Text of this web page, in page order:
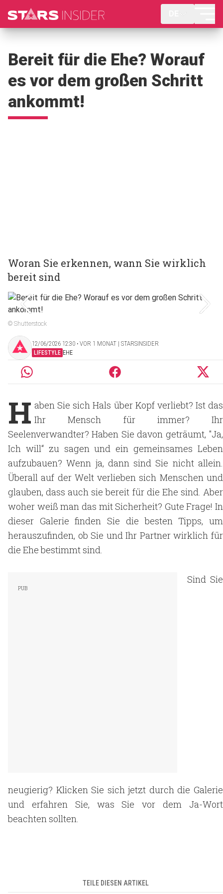
Bereit für die Ehe? Worauf
es vor dem großen Schritt
ankommt!
Woran Sie erkennen, wann Sie wirklich
bereit sind
© Shutterstock
12/06/2026 12:30 ‧ VOR 1 MONAT | STARSINSIDER
LIFESTYLE EHE
H aben Sie sich Hals über Kopf verliebt? Ist das
Ihr Mensch für immer? Ihr
Seelenverwandter? Haben Sie davon geträumt, "Ja,
Ich will“ zu sagen und ein gemeinsames Leben
aufzubauen? Wenn ja, dann sind Sie nicht allein.
Überall auf der Welt verlieben sich Menschen und
glauben, dass auch sie bereit für die Ehe sind. Aber
woher weiß man das mit Sicherheit? Gute Frage! In
dieser Galerie finden Sie die besten Tipps, um
herauszufinden, ob Sie und Ihr Partner wirklich für
die Ehe bestimmt sind.
Sind Sie
neugierig? Klicken Sie sich jetzt durch die Galerie
und erfahren Sie, was Sie vor dem Ja-Wort
beachten sollten.
TEILE DIESEN ARTIKEL